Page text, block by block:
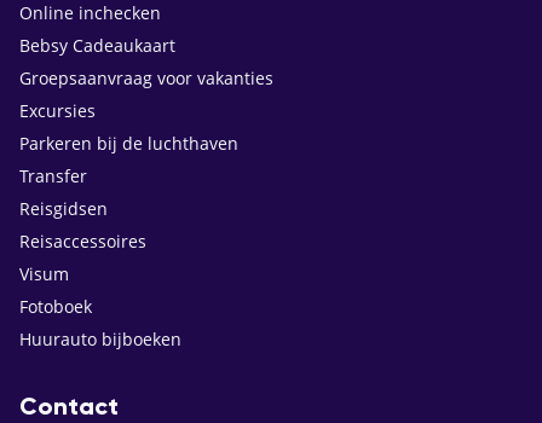
Online inchecken
Bebsy Cadeaukaart
Groepsaanvraag voor vakanties
Excursies
Parkeren bij de luchthaven
Transfer
Reisgidsen
Reisaccessoires
Visum
Fotoboek
Huurauto bijboeken
Contact